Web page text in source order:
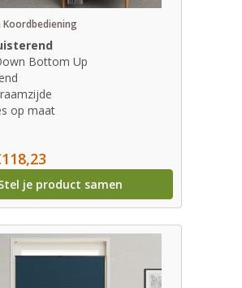
Koordbediening
Bottom Up
op maat
je product samen